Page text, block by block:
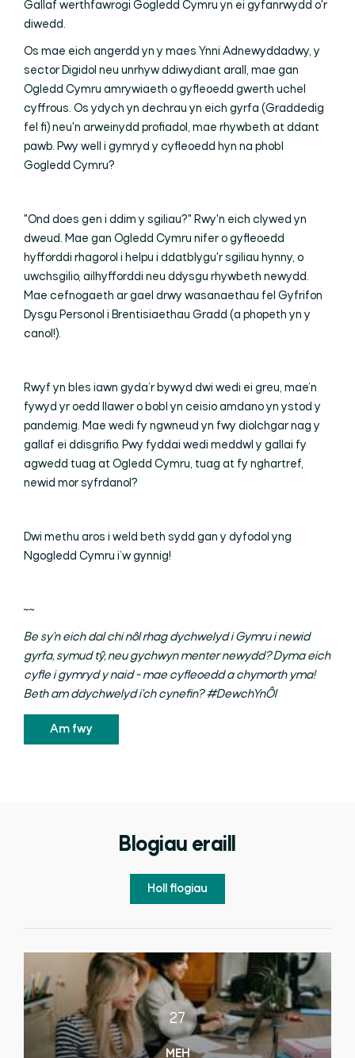
Gallaf werthfawrogi Gogledd Cymru yn ei gyfanrwydd o'r
diwedd.
Os mae eich angerdd yn y maes Ynni Adnewyddadwy, y
sector Digidol neu unrhyw ddiwydiant arall, mae gan
Ogledd Cymru amrywiaeth o gyfleoedd gwerth uchel
cyffrous. Os ydych yn dechrau yn eich gyrfa (Graddedig
fel fi) neu'n arweinydd profiadol, mae rhywbeth at ddant
pawb. Pwy well i gymryd y cyfleoedd hyn na phobl
Gogledd Cymru?
"Ond does gen i ddim y sgiliau?" Rwy'n eich clywed yn
dweud. Mae gan Ogledd Cymru nifer o gyfleoedd
hyfforddi rhagorol i helpu i ddatblygu'r sgiliau hynny, o
uwchsgilio, ailhyfforddi neu ddysgu rhywbeth newydd.
Mae cefnogaeth ar gael drwy wasanaethau fel Gyfrifon
Dysgu Personol i Brentisiaethau Gradd (a phopeth yn y
canol!).
Rwyf yn bles iawn gyda’r bywyd dwi wedi ei greu, mae’n
fywyd yr oedd llawer o bobl yn ceisio amdano yn ystod y
pandemig. Mae wedi fy ngwneud yn fwy diolchgar nag y
gallaf ei ddisgrifio. Pwy fyddai wedi meddwl y gallai fy
agwedd tuag at Ogledd Cymru, tuag at fy nghartref,
newid mor syfrdanol?
Dwi methu aros i weld beth sydd gan y dyfodol yng
Ngogledd Cymru i’w gynnig!
~~
Be sy'n eich dal chi nôl rhag dychwelyd i Gymru i newid
gyrfa, symud tŷ, neu gychwyn menter newydd? Dyma eich
cyfle i gymryd y naid - mae cyfleoedd a chymorth yma!
Beth am ddychwelyd i'ch cynefin? #DewchYnÔl
Am fwy
Blogiau eraill
Holl flogiau
27
MEH